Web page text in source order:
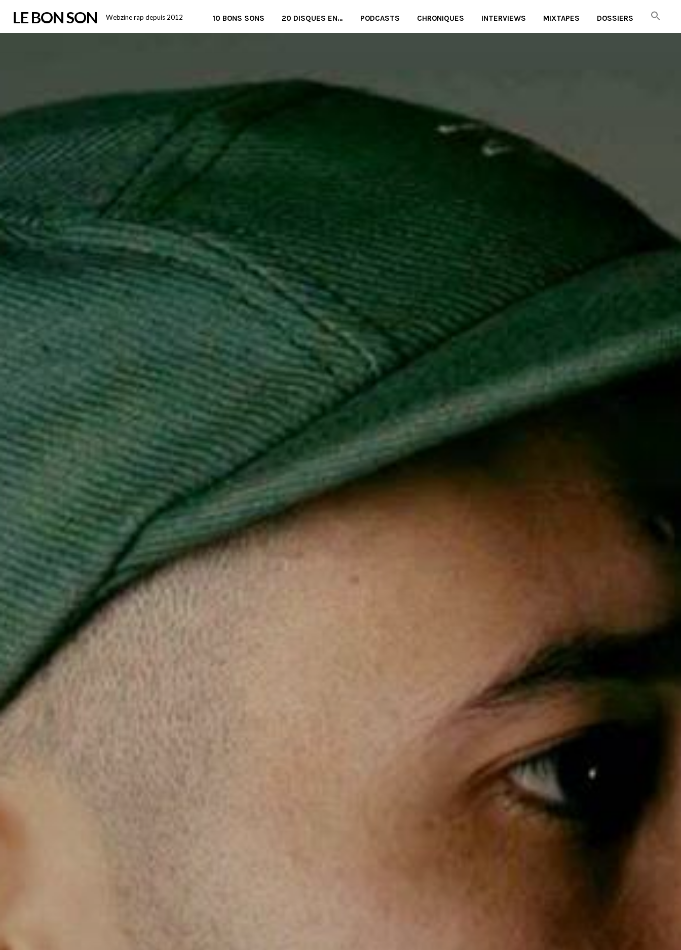
LE BON SON Webzine rap depuis 2012 10 BONS SONS 20 DISQUES EN… PODCASTS CHRONIQUES INTERVIEWS MIXTAPES DOSSIERS